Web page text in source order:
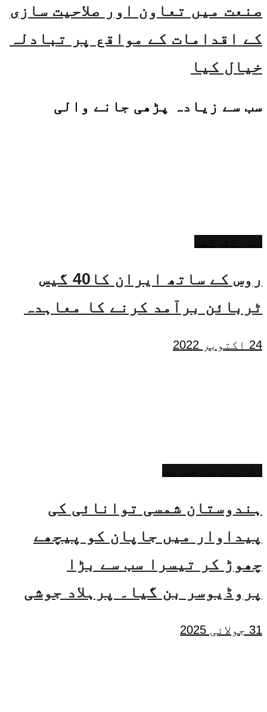
صنعت میں تعاون اور صلاحیت سازی
کے اقدامات کے مواقع پر تبادلہ
خیال کیا
سب سے زیادہ پڑھی جانے والی
روس کے ساتھ ایران کا40 گیس
ٹربائن برآمد کرنے کا معاہدہ
24 اکتوبر 2022
ہندوستان شمسی توانائی کی
پیداوار میں جاپان کو پیچھے
چھوڑ کر تیسرا سب سے بڑا
پروڈیوسر بن گیا۔ پرہلاد جوشی
31 جولائی 2025